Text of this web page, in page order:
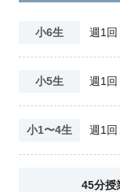
小6生 週1回
小5生 週1回
小1〜4生 週1回
45分授